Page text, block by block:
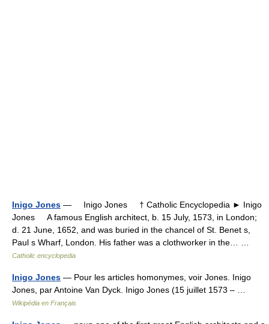
Inigo Jones — Inigo Jones † Catholic Encyclopedia ► Inigo
Jones A famous English architect, b. 15 July, 1573, in London;
d. 21 June, 1652, and was buried in the chancel of St. Benet s,
Paul s Wharf, London. His father was a clothworker in the… …
Catholic encyclopedia
Inigo Jones — Pour les articles homonymes, voir Jones. Inigo
Jones, par Antoine Van Dyck. Inigo Jones (15 juillet 1573 – …
Wikipédia en Français